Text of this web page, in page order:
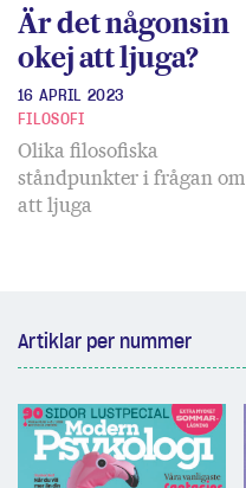
Är det någonsin
okej att ljuga?
16 APRIL 2023
FILOSOFI
Olika filosofiska
ståndpunkter i frågan om
att ljuga
Artiklar per nummer